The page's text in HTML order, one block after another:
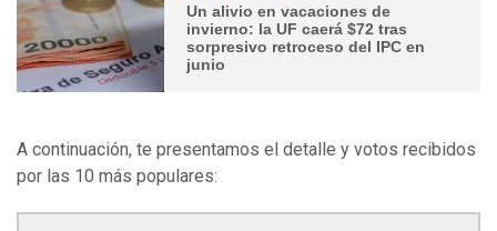
Un alivio en vacaciones de
invierno: la UF caerá $72 tras
sorpresivo retroceso del IPC en
junio
A continuación, te presentamos el detalle y votos recibidos
por las 10 más populares: